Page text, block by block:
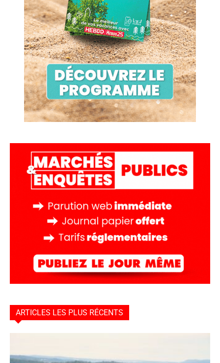
ARTICLES LES PLUS RÉCENTS